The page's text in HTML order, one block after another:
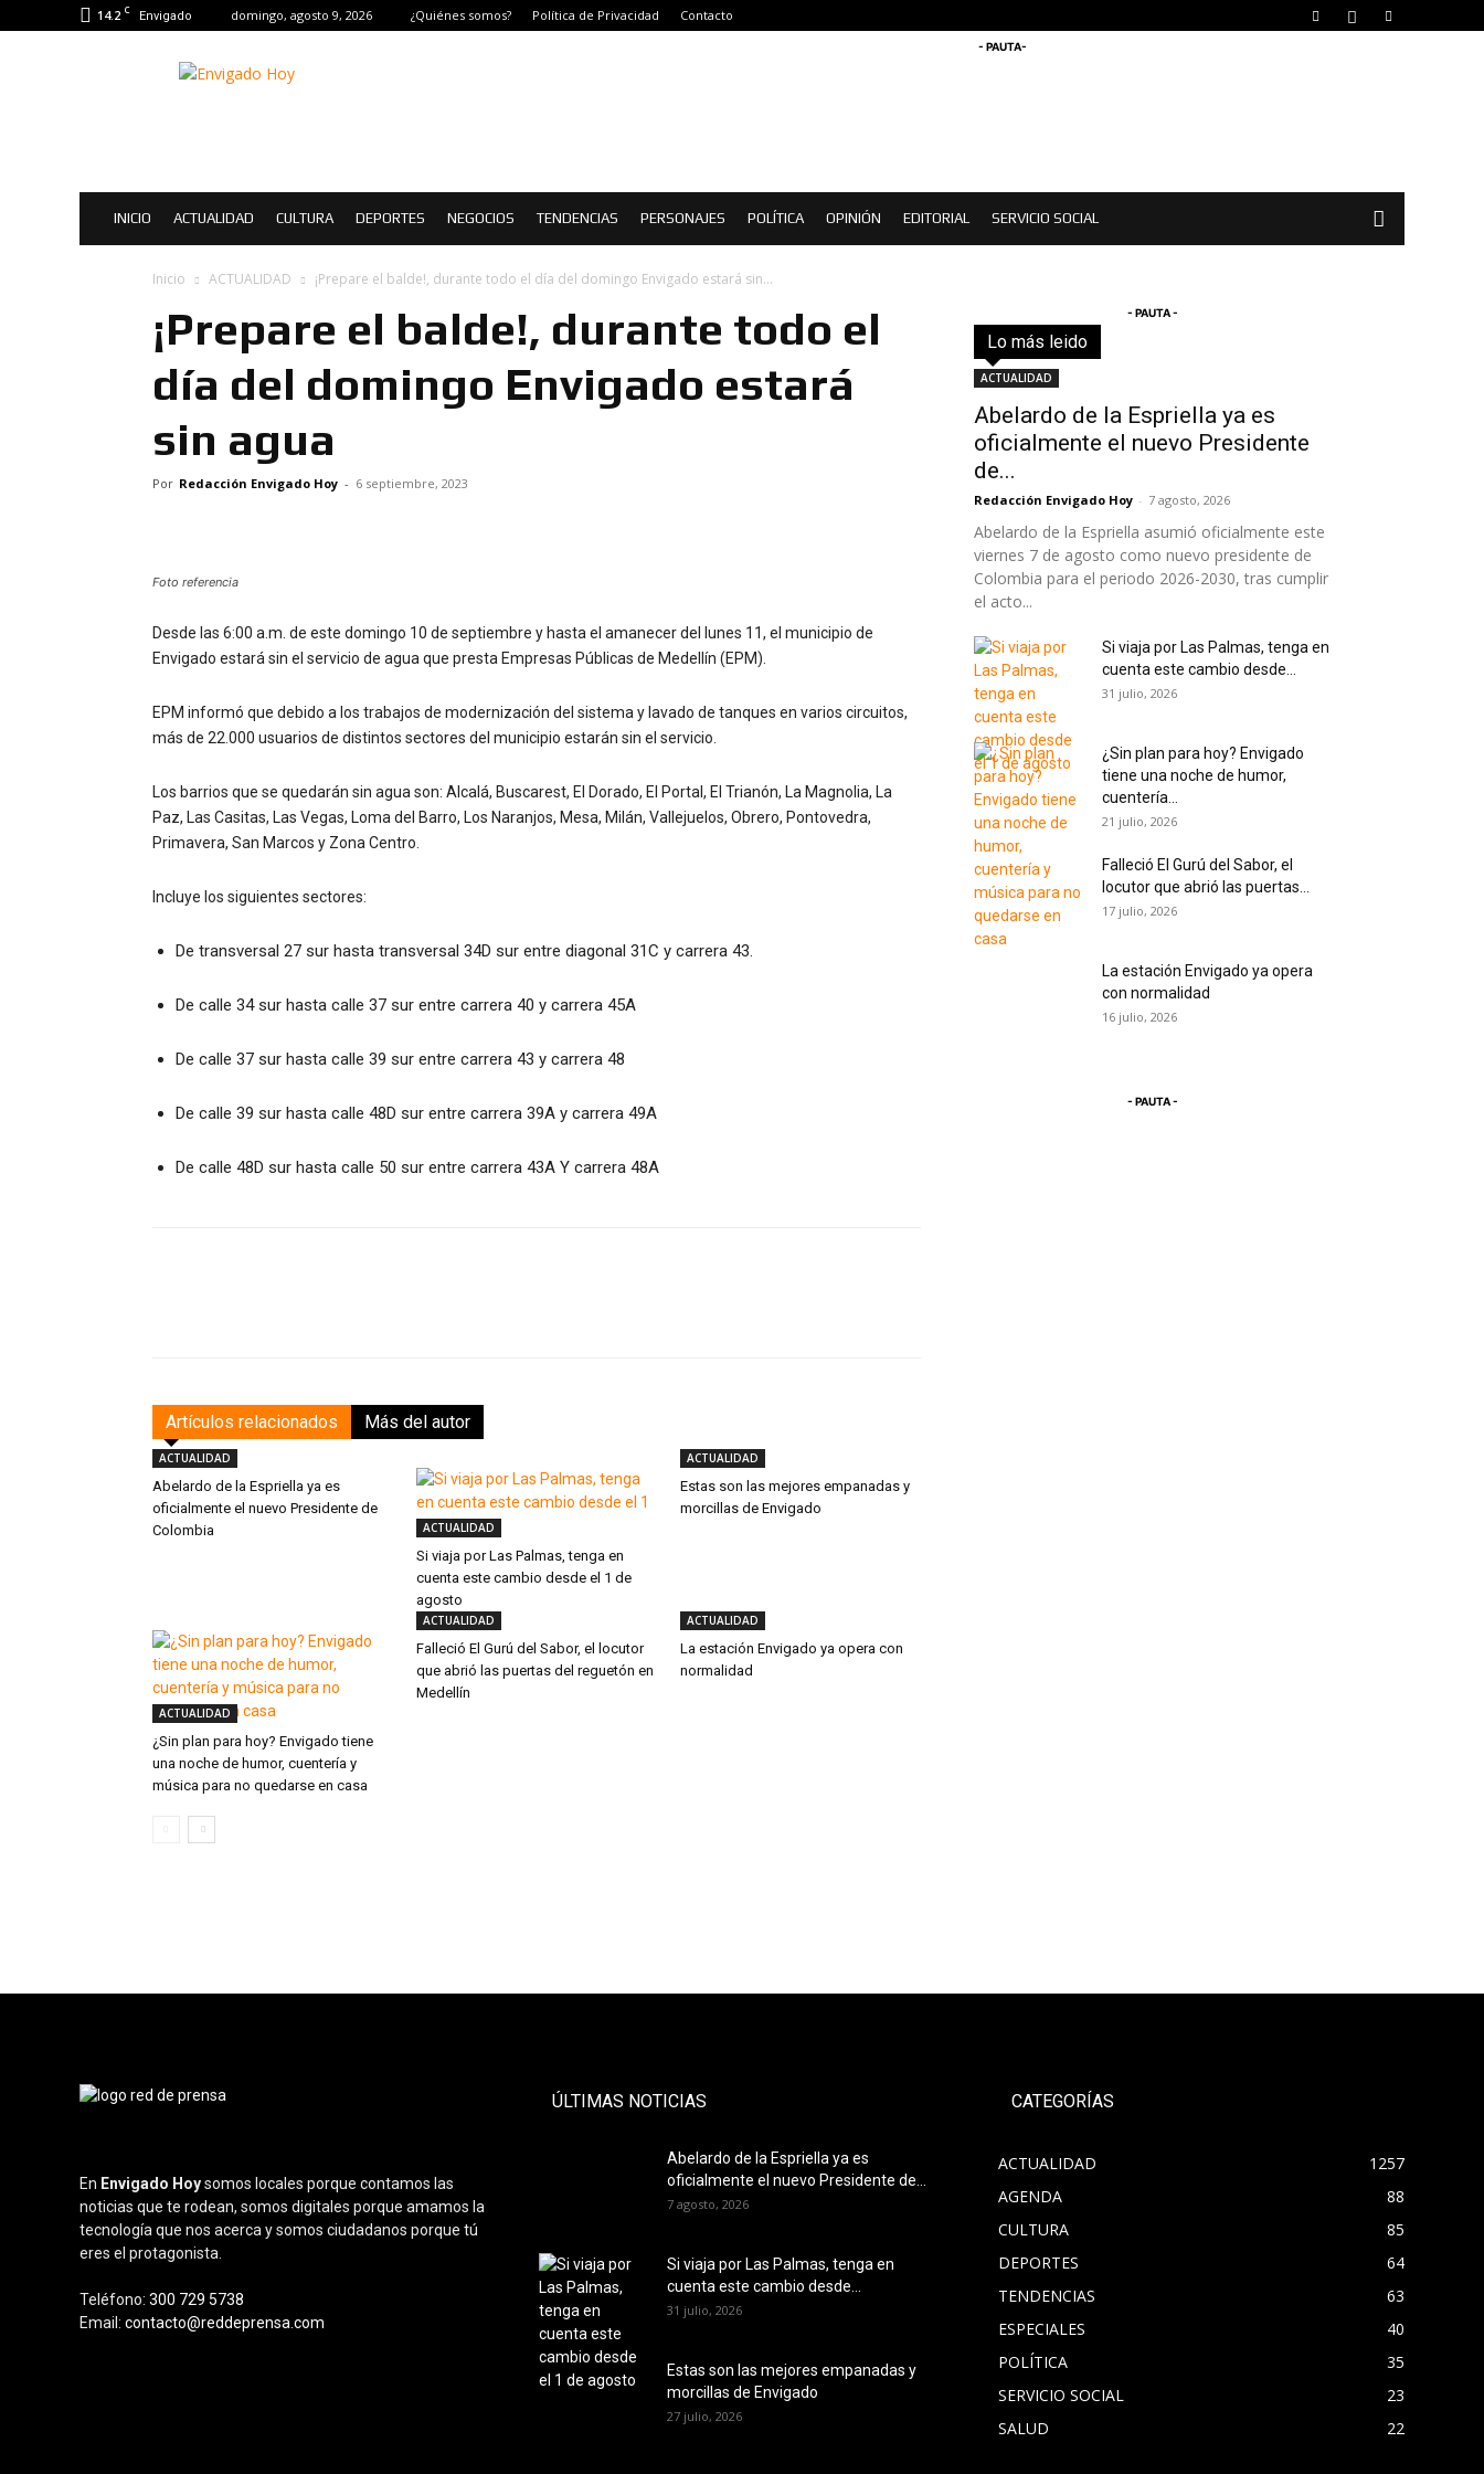
14.2 C Envigado domingo, agosto 9, 2026 ¿Quiénes somos? Política de Privacidad Contacto
Envigado
- PAUTA-
INICIO ACTUALIDAD CULTURA DEPORTES NEGOCIOS TENDENCIAS PERSONAJES POLÍTICA OPINIÓN EDITORIAL SERVICIO SOCIAL
Inicio ACTUALIDAD ¡Prepare el balde!, durante todo el día del domingo Envigado estará sin...
¡Prepare el balde!, durante todo el
día del domingo Envigado estará
sin agua
Por Redacción Envigado Hoy - 6 septiembre, 2023
Foto referencia
Desde las 6:00 a.m. de este domingo 10 de septiembre y hasta el amanecer del lunes 11, el municipio de
Envigado estará sin el servicio de agua que presta Empresas Públicas de Medellín (EPM).
EPM informó que debido a los trabajos de modernización del sistema y lavado de tanques en varios circuitos,
más de 22.000 usuarios de distintos sectores del municipio estarán sin el servicio.
Los barrios que se quedarán sin agua son: Alcalá, Buscarest, El Dorado, El Portal, El Trianón, La Magnolia, La
Paz, Las Casitas, Las Vegas, Loma del Barro, Los Naranjos, Mesa, Milán, Vallejuelos, Obrero, Pontovedra,
Primavera, San Marcos y Zona Centro.
Incluye los siguientes sectores:
De transversal 27 sur hasta transversal 34D sur entre diagonal 31C y carrera 43.
De calle 34 sur hasta calle 37 sur entre carrera 40 y carrera 45A
De calle 37 sur hasta calle 39 sur entre carrera 43 y carrera 48
De calle 39 sur hasta calle 48D sur entre carrera 39A y carrera 49A
De calle 48D sur hasta calle 50 sur entre carrera 43A Y carrera 48A
Artículos relacionados Más del autor
ACTUALIDAD
Abelardo de la Espriella ya es
oficialmente el nuevo Presidente de
Colombia
ACTUALIDAD
Si viaja por Las Palmas, tenga en
cuenta este cambio desde el 1 de
agosto
ACTUALIDAD
Estas son las mejores empanadas y
morcillas de Envigado
ACTUALIDAD
¿Sin plan para hoy? Envigado tiene
una noche de humor, cuentería y
música para no quedarse en casa
ACTUALIDAD
Falleció El Gurú del Sabor, el locutor
que abrió las puertas del reguetón en
Medellín
ACTUALIDAD
La estación Envigado ya opera con
normalidad
- PAUTA -
Lo más leidoTodo
ACTUALIDAD
Abelardo de la Espriella ya es
oficialmente el nuevo Presidente
de...
Redacción Envigado Hoy - 7 agosto, 2026
Abelardo de la Espriella asumió oficialmente este
viernes 7 de agosto como nuevo presidente de
Colombia para el periodo 2026-2030, tras cumplir
el acto...
Si viaja por Las Palmas, tenga en
cuenta este cambio desde...
31 julio, 2026
¿Sin plan para hoy? Envigado
tiene una noche de humor,
cuentería...
21 julio, 2026
Falleció El Gurú del Sabor, el
locutor que abrió las puertas...
17 julio, 2026
La estación Envigado ya opera
con normalidad
16 julio, 2026
- PAUTA -
En Envigado Hoysomos locales porque contamos las
noticias que te rodean, somos digitales porque amamos la
tecnología que nos acerca y somos ciudadanos porque tú
eres el protagonista.
Teléfono: 300 729 5738
Email: contacto@reddeprensa.com
ÚLTIMAS NOTICIAS
Abelardo de la Espriella ya es
oficialmente el nuevo Presidente de...
7 agosto, 2026
Si viaja por Las Palmas, tenga en
cuenta este cambio desde...
31 julio, 2026
Estas son las mejores empanadas y
morcillas de Envigado
27 julio, 2026
CATEGORÍAS
ACTUALIDAD
1257
AGENDA
88
CULTURA
85
DEPORTES
64
TENDENCIAS
63
ESPECIALES
40
POLÍTICA
35
SERVICIO SOCIAL
23
SALUD
22